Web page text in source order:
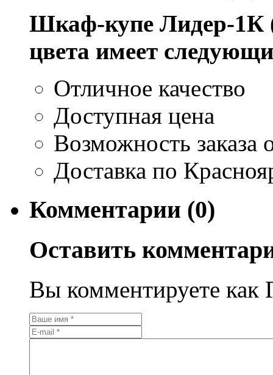
Шкаф-купе Лидер-1К
цвета имеет
Отличное качество
Доступная цена
Возможность заказа
Доставка по
Комментарии (0)
Оставить
Вы комментируете как